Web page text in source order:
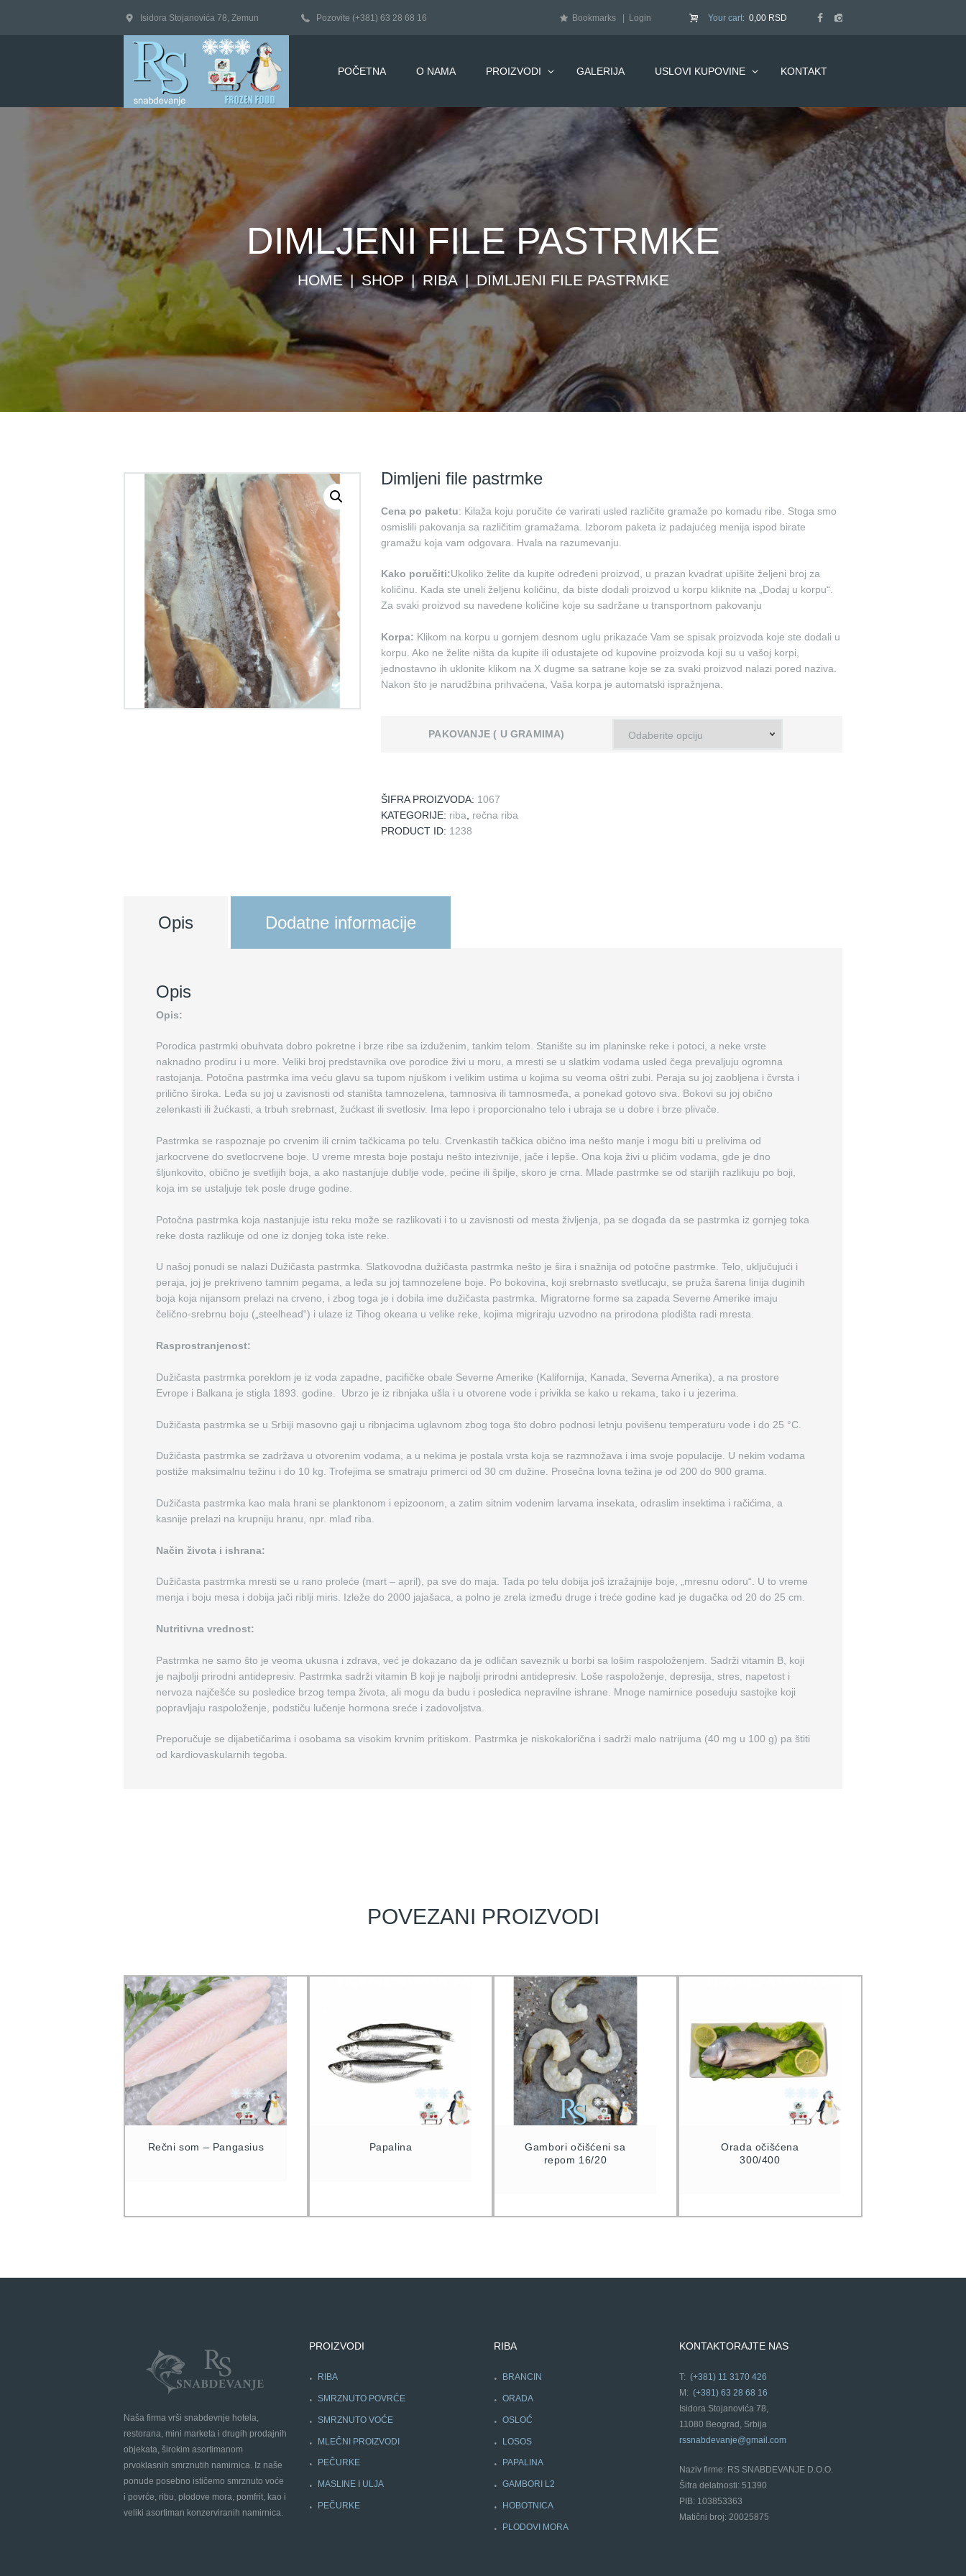
Isidora Stojanovića 78, Zemun Pozovite (+381) 63 28 68 16 Bookmarks Login Your cart: 0,00 RSD
POČETNA O NAMA PROIZVODI GALERIJA USLOVI KUPOVINE KONTAKT
DIMLJENI FILE PASTRMKE
HOME SHOP RIBA DIMLJENI FILE PASTRMKE
Dimljeni file pastrmke
Cena po paketu: Kilaža koju poručite će varirati usled različite gramaže po komadu ribe. Stoga smo
osmislili pakovanja sa različitim gramažama. Izborom paketa iz padajućeg menija ispod birate
gramažu koja vam odgovara. Hvala na razumevanju.
Kako poručiti:Ukoliko želite da kupite određeni proizvod, u prazan kvadrat upišite željeni broj za
količinu. Kada ste uneli željenu količinu, da biste dodali proizvod u korpu kliknite na „Dodaj u korpu“.
Za svaki proizvod su navedene količine koje su sadržane u transportnom pakovanju
Korpa: Klikom na korpu u gornjem desnom uglu prikazaće Vam se spisak proizvoda koje ste dodali u
korpu. Ako ne želite ništa da kupite ili odustajete od kupovine proizvoda koji su u vašoj korpi,
jednostavno ih uklonite klikom na X dugme sa satrane koje se za svaki proizvod nalazi pored naziva.
Nakon što je narudžbina prihvaćena, Vaša korpa je automatski ispražnjena.
PAKOVANJE ( U GRAMIMA)
ŠIFRA PROIZVODA: 1067
KATEGORIJE: riba, rečna riba
PRODUCT ID: 1238
Opis Dodatne informacije
Opis
Opis:
Porodica pastrmki obuhvata dobro pokretne i brze ribe sa izduženim, tankim telom. Stanište su im planinske reke i potoci, a neke vrste
naknadno prodiru i u more. Veliki broj predstavnika ove porodice živi u moru, a mresti se u slatkim vodama usled čega prevaljuju ogromna
rastojanja. Potočna pastrmka ima veću glavu sa tupom njuškom i velikim ustima u kojima su veoma oštri zubi. Peraja su joj zaobljena i čvrsta i
prilično široka. Leđa su joj u zavisnosti od staništa tamnozelena, tamnosiva ili tamnosmeđa, a ponekad gotovo siva. Bokovi su joj obično
zelenkasti ili žućkasti, a trbuh srebrnast, žućkast ili svetlosiv. Ima lepo i proporcionalno telo i ubraja se u dobre i brze plivače.
Pastrmka se raspoznaje po crvenim ili crnim tačkicama po telu. Crvenkastih tačkica obično ima nešto manje i mogu biti u prelivima od
jarkocrvene do svetlocrvene boje. U vreme mresta boje postaju nešto intezivnije, jače i lepše. Ona koja živi u plićim vodama, gde je dno
šljunkovito, obično je svetlijih boja, a ako nastanjuje dublje vode, pećine ili špilje, skoro je crna. Mlade pastrmke se od starijih razlikuju po boji,
koja im se ustaljuje tek posle druge godine.
Potočna pastrmka koja nastanjuje istu reku može se razlikovati i to u zavisnosti od mesta življenja, pa se događa da se pastrmka iz gornjeg toka
reke dosta razlikuje od one iz donjeg toka iste reke.
U našoj ponudi se nalazi Dužičasta pastrmka. Slatkovodna dužičasta pastrmka nešto je šira i snažnija od potočne pastrmke. Telo, uključujući i
peraja, joj je prekriveno tamnim pegama, a leđa su joj tamnozelene boje. Po bokovina, koji srebrnasto svetlucaju, se pruža šarena linija duginih
boja koja nijansom prelazi na crveno, i zbog toga je i dobila ime dužičasta pastrmka. Migratorne forme sa zapada Severne Amerike imaju
čelično-srebrnu boju („steelhead“) i ulaze iz Tihog okeana u velike reke, kojima migriraju uzvodno na prirodona plodišta radi mresta.
Rasprostranjenost:
Dužičasta pastrmka poreklom je iz voda zapadne, pacifičke obale Severne Amerike (Kalifornija, Kanada, Severna Amerika), a na prostore
Evrope i Balkana je stigla 1893. godine. Ubrzo je iz ribnjaka ušla i u otvorene vode i privikla se kako u rekama, tako i u jezerima.
Dužičasta pastrmka se u Srbiji masovno gaji u ribnjacima uglavnom zbog toga što dobro podnosi letnju povišenu temperaturu vode i do 25 °C.
Dužičasta pastrmka se zadržava u otvorenim vodama, a u nekima je postala vrsta koja se razmnožava i ima svoje populacije. U nekim vodama
postiže maksimalnu težinu i do 10 kg. Trofejima se smatraju primerci od 30 cm dužine. Prosečna lovna težina je od 200 do 900 grama.
Dužičasta pastrmka kao mala hrani se planktonom i epizoonom, a zatim sitnim vodenim larvama insekata, odraslim insektima i račićima, a
kasnije prelazi na krupniju hranu, npr. mlađ riba.
Način života i ishrana:
Dužičasta pastrmka mresti se u rano proleće (mart – april), pa sve do maja. Tada po telu dobija još izražajnije boje, „mresnu odoru“. U to vreme
menja i boju mesa i dobija jači riblji miris. Izleže do 2000 jajašaca, a polno je zrela između druge i treće godine kad je dugačka od 20 do 25 cm.
Nutritivna vrednost:
Pastrmka ne samo što je veoma ukusna i zdrava, već je dokazano da je odličan saveznik u borbi sa lošim raspoloženjem. Sadrži vitamin B, koji
je najbolji prirodni antidepresiv. Pastrmka sadrži vitamin B koji je najbolji prirodni antidepresiv. Loše raspoloženje, depresija, stres, napetost i
nervoza najčešće su posledice brzog tempa života, ali mogu da budu i posledica nepravilne ishrane. Mnoge namirnice poseduju sastojke koji
popravljaju raspoloženje, podstiču lučenje hormona sreće i zadovoljstva.
Preporučuje se dijabetičarima i osobama sa visokim krvnim pritiskom. Pastrmka je niskokalorična i sadrži malo natrijuma (40 mg u 100 g) pa štiti
od kardiovaskularnih tegoba.
POVEZANI PROIZVODI
Rečni som – Pangasius Papalina
Gambori očišćeni sa
repom 16/20
Orada očišćena
300/400
Naša firma vrši snabdevnje hotela,
restorana, mini marketa i drugih prodajnih
objekata, širokim asortimanom
prvoklasnih smrznutih namirnica. Iz naše
ponude posebno ističemo smrznuto voće
i povrće, ribu, plodove mora, pomfrit, kao i
veliki asortiman konzerviranih namirnica.
PROIZVODI
RIBA
SMRZNUTO POVRĆE
SMRZNUTO VOĆE
MLEČNI PROIZVODI
PEČURKE
MASLINE I ULJA
PEČURKE
RIBA
BRANCIN
ORADA
OSLOĆ
LOSOS
PAPALINA
GAMBORI L2
HOBOTNICA
PLODOVI MORA
KONTAKTORAJTE NAS
T: (+381) 11 3170 426
M: (+381) 63 28 68 16
Isidora Stojanovića 78,
11080 Beograd, Srbija
rssnabdevanje@gmail.com
Naziv firme: RS SNABDEVANJE D.O.O.
Šifra delatnosti: 51390
PIB: 103853363
Matični broj: 20025875